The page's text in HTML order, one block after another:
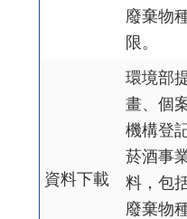
廢棄物
限。
資料下載
環境部
畫、個
機構登
菸酒事
料，包
廢棄物